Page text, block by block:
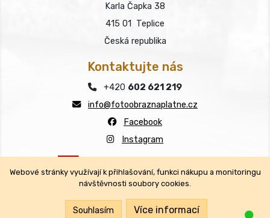
Kontaktujte nás
+420 602 621 219
info@fotoobraznaplatne.cz
Facebook
Instagram
Všechna práva vyhrazena.
Karla Čapka 38
415 01 Teplice
Česká republika
Webové stránky využívají k přihlašování, funkci nákupu a monitoringu
návštěvnosti soubory cookies.
Souhlasím Více informací